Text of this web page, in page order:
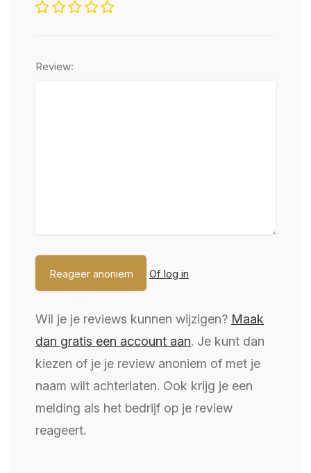
Review:
Of log in
Wil je je reviews kunnen wijzigen? Maak
dan gratis een account aan. Je kunt dan
kiezen of je je review anoniem of met je
naam wilt achterlaten. Ook krijg je een
melding als het bedrijf op je review
reageert.